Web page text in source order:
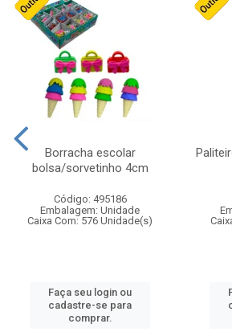
Borracha escolar
bolsa/sorvetinho 4cm
Código: 495186
Embalagem: Unidade
Caixa Com: 576 Unidade(s)
Faça seu login ou
cadastre-se para
comprar.